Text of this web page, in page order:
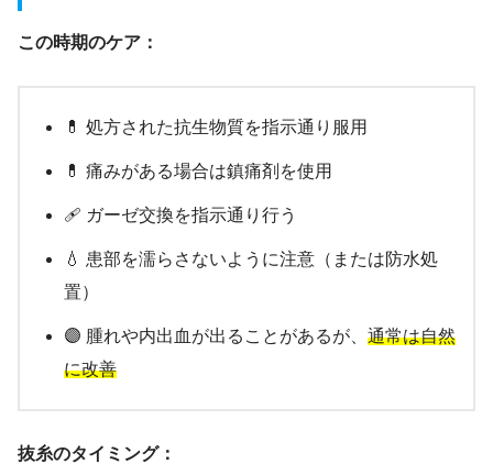
この時期のケア：
💊 処方された抗生物質を指示通り服用
💊 痛みがある場合は鎮痛剤を使用
🩹 ガーゼ交換を指示通り行う
💧 患部を濡らさないように注意（または防水処
置）
🟣 腫れや内出血が出ることがあるが、 通常は自然
に改善
抜糸のタイミング：